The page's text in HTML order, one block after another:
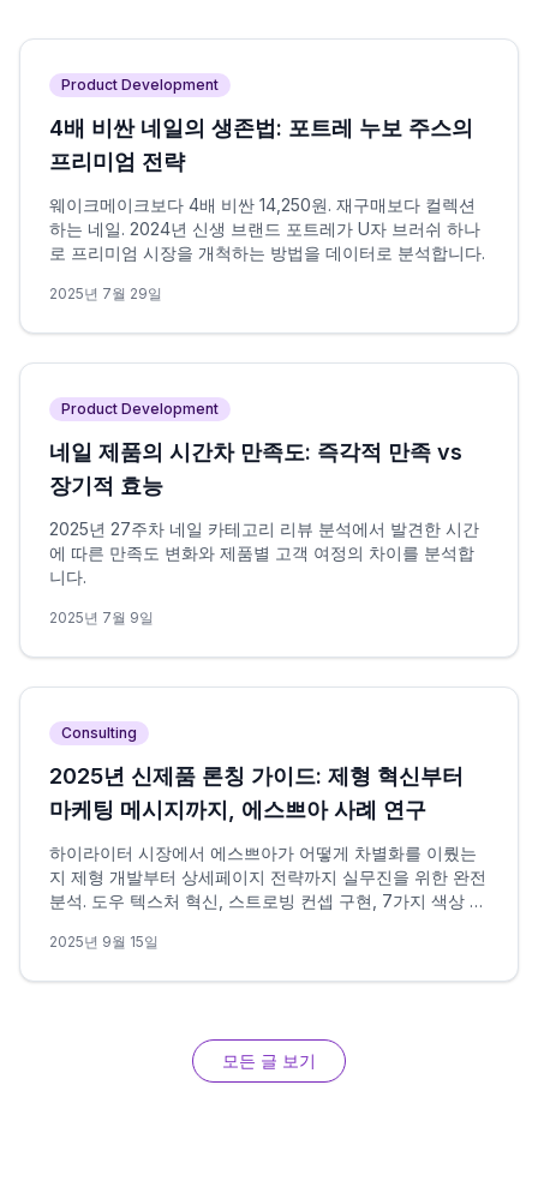
Product Development
4배 비싼 네일의 생존법: 포트레 누보 주스의
프리미엄 전략
웨이크메이크보다 4배 비싼 14,250원. 재구매보다 컬렉션
하는 네일. 2024년 신생 브랜드 포트레가 U자 브러쉬 하나
로 프리미엄 시장을 개척하는 방법을 데이터로 분석합니다.
2025년 7월 29일
Product Development
네일 제품의 시간차 만족도: 즉각적 만족 vs
장기적 효능
2025년 27주차 네일 카테고리 리뷰 분석에서 발견한 시간
에 따른 만족도 변화와 제품별 고객 여정의 차이를 분석합
니다.
2025년 7월 9일
Consulting
2025년 신제품 론칭 가이드: 제형 혁신부터
마케팅 메시지까지, 에스쁘아 사례 연구
하이라이터 시장에서 에스쁘아가 어떻게 차별화를 이뤘는
지 제형 개발부터 상세페이지 전략까지 실무진을 위한 완전
분석. 도우 텍스처 혁신, 스트로빙 컨셉 구현, 7가지 색상 전
2025년 9월 15일
모든 글 보기